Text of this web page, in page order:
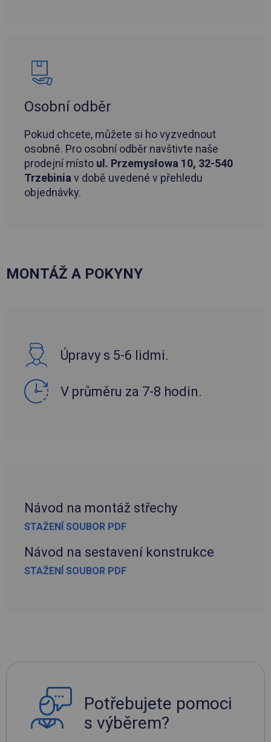
Osobní odběr
Pokud chcete, můžete si ho vyzvednout
osobně. Pro osobní odběr navštivte naše
prodejní místo ul. Przemysłowa 10, 32-540
Trzebiniav době uvedené v přehledu
objednávky.
MONTÁŽ A POKYNY
Úpravy s 5-6 lidmi.
V průměru za 7-8 hodin.
Návod na montáž střechy
STAŽENÍ SOUBOR PDF
Návod na sestavení konstrukce
STAŽENÍ SOUBOR PDF
Potřebujete pomoci
s výběrem?